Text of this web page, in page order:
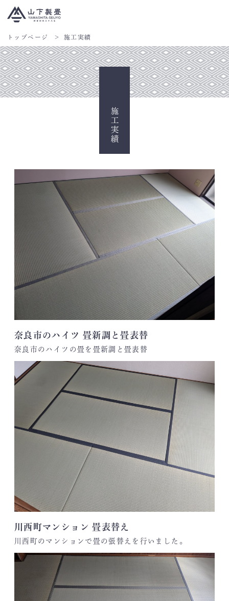
トップページ 施工実績
施工実績
奈良市のハイツ 畳新調と畳表替
奈良市のハイツの畳を畳新調と畳表替
川西町マンション 畳表替え
川西町のマンションで畳の張替えを行いました。